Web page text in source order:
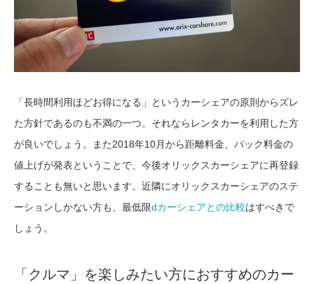
「長時間利用ほどお得になる」というカーシェアの原則からズレ
た方針であるのも不満の一つ。それならレンタカーを利用した方
が良いでしょう。また2018年10月から距離料金、パック料金の
値上げが発表ということで、今後オリックスカーシェアに再登録
することも無いと思います。近隣にオリックスカーシェアのステ
ーションしかない方も、最低限dカーシェアとの比較はすべきで
しょう。
「クルマ」を楽しみたい方におすすめのカー